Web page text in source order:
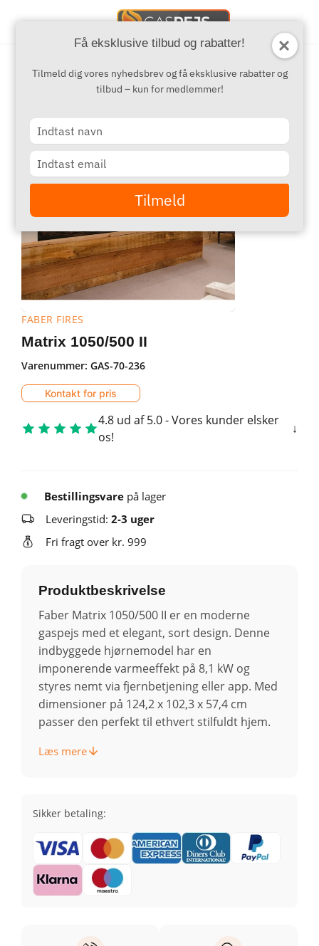
Få eksklusive tilbud og rabatter!
Tilmeld dig vores nyhedsbrev og få eksklusive rabatter og
tilbud – kun for medlemmer!
Type
your
name
Type
your
email
Tilmeld
FABER FIRES
Matrix 1050/500 II
Varenummer: GAS-70-236
Kontakt for pris
4.8 ud af 5.0 - Vores kunder elsker
os!
Bestillingsvare på lager
Leveringstid: 2-3 uger
Fri fragt over kr. 999
Produktbeskrivelse
Faber Matrix 1050/500 II er en moderne
gaspejs med et elegant, sort design. Denne
indbyggede hjørnemodel har en
imponerende varmeeffekt på 8,1 kW og
styres nemt via fjernbetjening eller app. Med
dimensioner på 124,2 x 102,3 x 57,4 cm
passer den perfekt til ethvert stilfuldt hjem.
Læs mere
Sikker betaling: